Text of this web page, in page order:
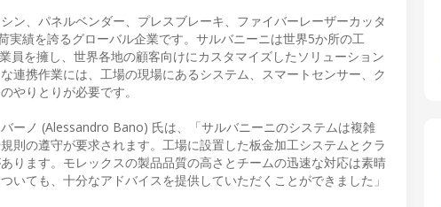
ン、パネルベンダー、プレスブレーキ、ファイバーレーザーカッタ
績を誇るグローバル企業です。サルバニーニは世界5か所の工
を擁し、世界各地の顧客向けにカスタマイズしたソリューション
連携作業には、工場の現場にあるシステム、スマートセンサー、ク
やりとりが必要です。
ーノ (Alessandro Bano) 氏は、「サルバニーニのシステムは複雑
則の遵守が要求されます。工場に設置した板金加工システムとクラ
ります。モレックスの製品品質の高さとチームの迅速な対応は素晴
ても、十分なアドバイスを提供していただくことができました」